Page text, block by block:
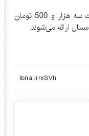
هر دو دفتر در 48 صفحه، شمارگان هزار و 1100 نسخه و قیمت سه هزار و 500 تومان
ارائه می‌شوند.